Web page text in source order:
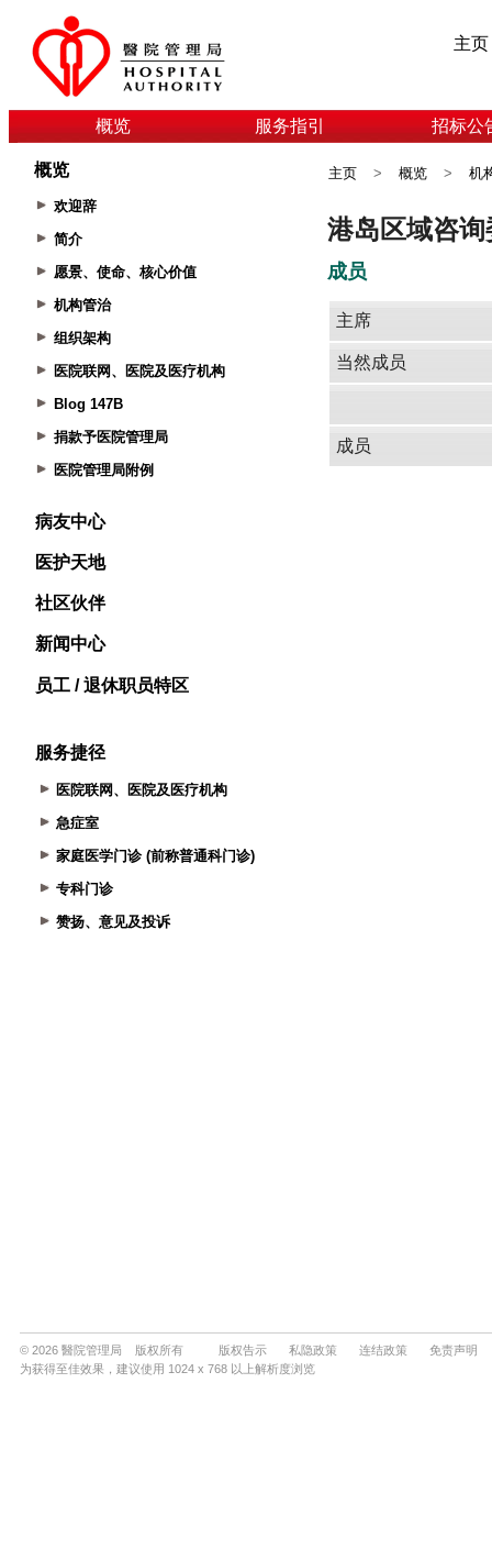
主页
概览 服务指引 招标公
概览
欢迎辞
简介
愿景、使命、核心价值
机构管治
组织架构
医院联网、医院及医疗机构
Blog 147B
捐款予医院管理局
医院管理局附例
病友中心
医护天地
社区伙伴
新闻中心
员工 / 退休职员特区
服务捷径
医院联网、医院及医疗机构
急症室
家庭医学门诊 (前称普通科门诊)
专科门诊
赞扬、意见及投诉
主页 > 概览 > 机
© 2026 醫院管理局 版权所有 版权告示 私隐政策 连结政策
免责声明
为获得至佳效果，建议使用 1024 x 768 以上解析度浏览